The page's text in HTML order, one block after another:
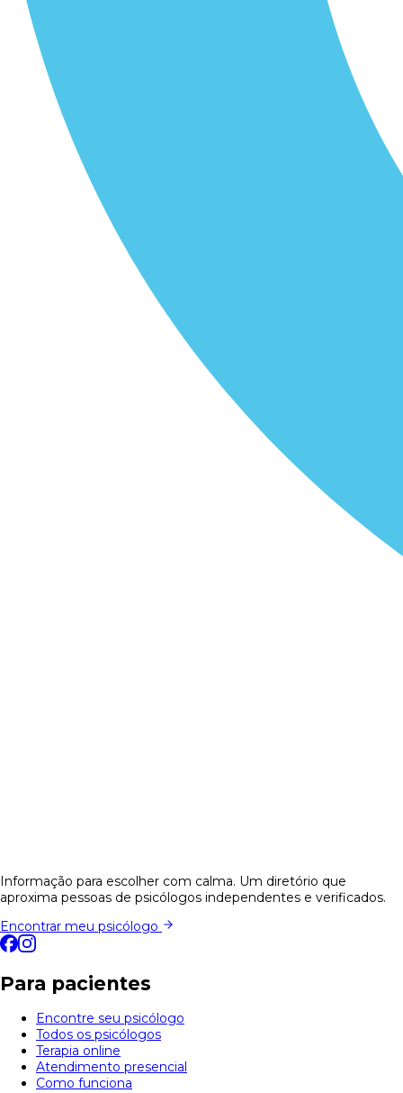
Informação para escolher com calma. Um diretório que
aproxima pessoas de psicólogos independentes e verificados.
Encontrar meu psicólogo
Para pacientes
Encontre seu psicólogo
Todos os psicólogos
Terapia online
Atendimento presencial
Como funciona